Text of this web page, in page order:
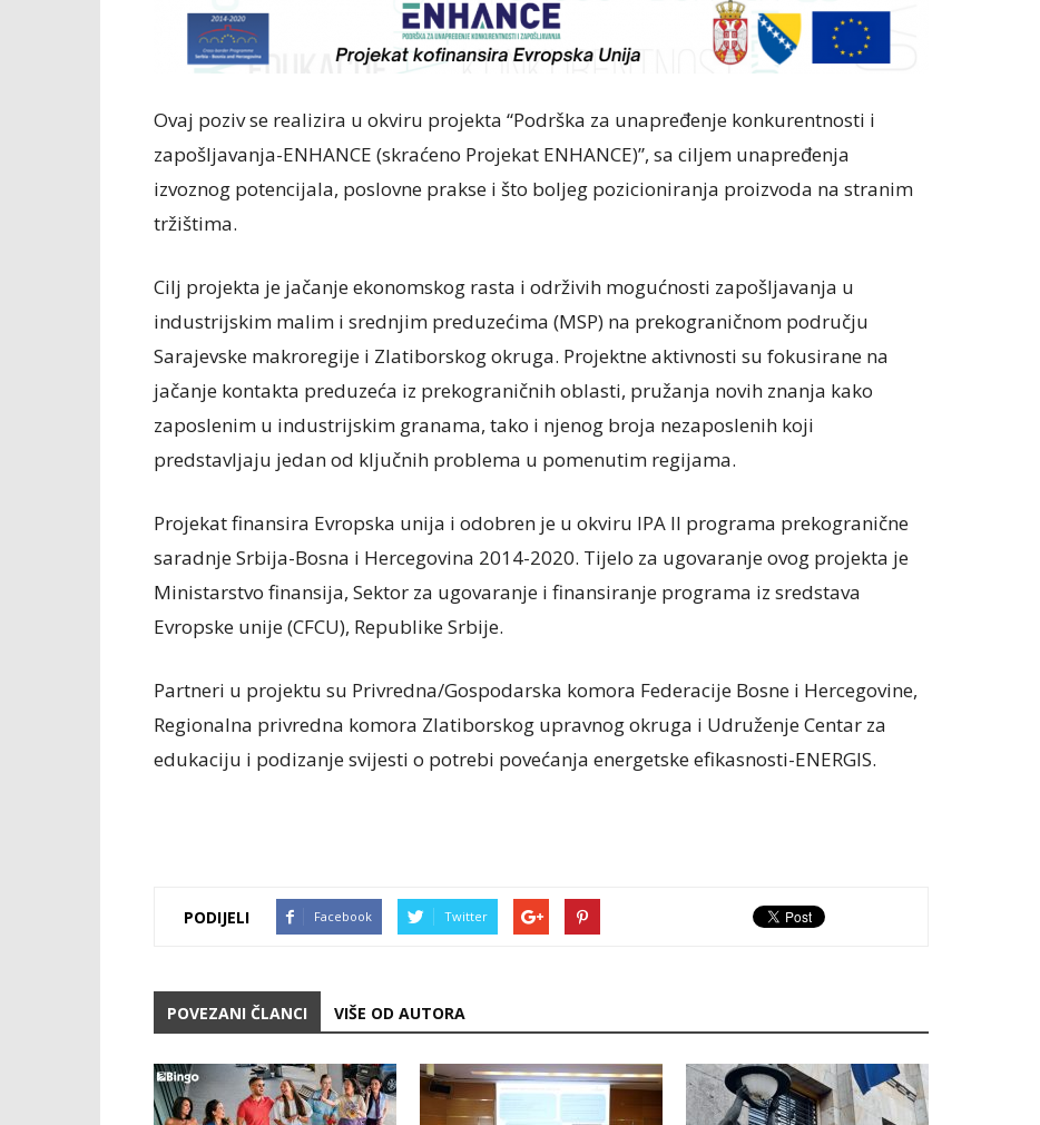
Ovaj poziv se realizira u okviru projekta “Podrška za unapređenje konkurentnosti i
zapošljavanja-ENHANCE (skraćeno Projekat ENHANCE)”, sa ciljem unapređenja
izvoznog potencijala, poslovne prakse i što boljeg pozicioniranja proizvoda na stranim
tržištima.
Cilj projekta je jačanje ekonomskog rasta i održivih mogućnosti zapošljavanja u
industrijskim malim i srednjim preduzećima (MSP) na prekograničnom području
Sarajevske makroregije i Zlatiborskog okruga. Projektne aktivnosti su fokusirane na
jačanje kontakta preduzeća iz prekograničnih oblasti, pružanja novih znanja kako
zaposlenim u industrijskim granama, tako i njenog broja nezaposlenih koji
predstavljaju jedan od ključnih problema u pomenutim regijama.
Projekat finansira Evropska unija i odobren je u okviru IPA II programa prekogranične
saradnje Srbija-Bosna i Hercegovina 2014-2020. Tijelo za ugovaranje ovog projekta je
Ministarstvo finansija, Sektor za ugovaranje i finansiranje programa iz sredstava
Evropske unije (CFCU), Republike Srbije.
Partneri u projektu su Privredna/Gospodarska komora Federacije Bosne i Hercegovine,
Regionalna privredna komora Zlatiborskog upravnog okruga i Udruženje Centar za
edukaciju i podizanje svijesti o potrebi povećanja energetske efikasnosti-ENERGIS.
PODIJELI Facebook Twitter
POVEZANI ČLANCI VIŠE OD AUTORA